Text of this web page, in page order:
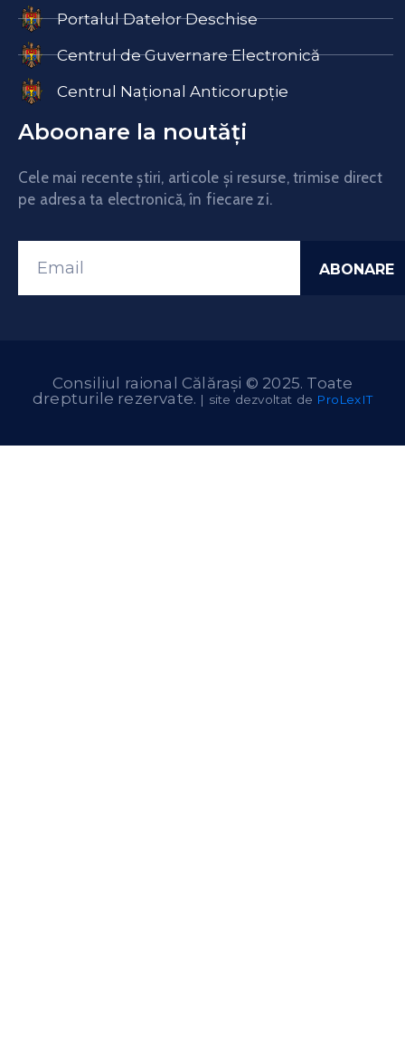
Portalul Datelor Deschise
Centrul de Guvernare Electronică
Centrul Național Anticorupție
Aboonare la noutăți
Cele mai recente știri, articole și resurse, trimise direct
pe adresa ta electronică, în fiecare zi.
Consiliul raional Călărași © 2025. Toate
drepturile rezervate. | site dezvoltat de ProLexIT